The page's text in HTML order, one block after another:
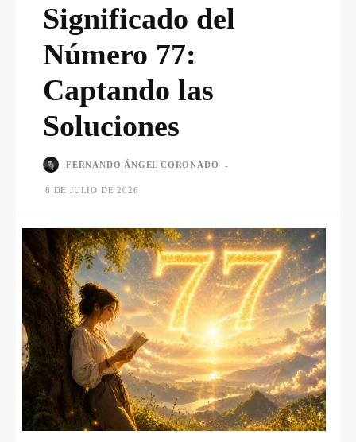
Significado del
Número 77:
Captando las
Soluciones
FERNANDO ÁNGEL CORONADO -
8 DE JULIO DE 2026